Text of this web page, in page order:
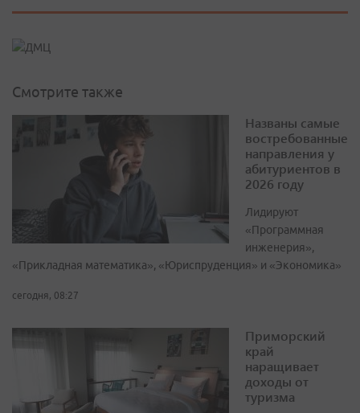
Смотрите также
Названы самые
востребованные
направления у
абитуриентов в
2026 году
Лидируют
«Программная
инженерия»,
«Прикладная математика», «Юриспруденция» и «Экономика»
сегодня, 08:27
Приморский
край
наращивает
доходы от
туризма